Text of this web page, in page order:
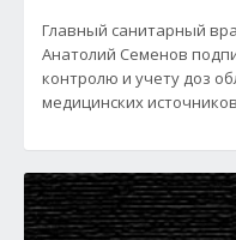
Главный санитарный
Анатолий Семенов
контролю и учету доз
медицинских источников